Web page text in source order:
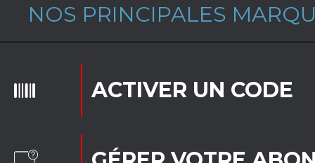
NOS PRINCIPALES
ACTIVER UN CODE